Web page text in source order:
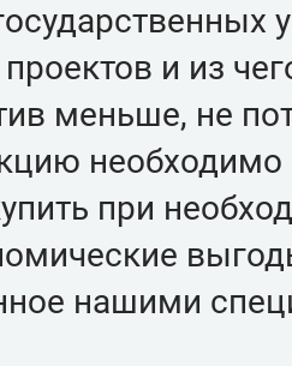
и из
меньше, не
необходимо
при
нашими